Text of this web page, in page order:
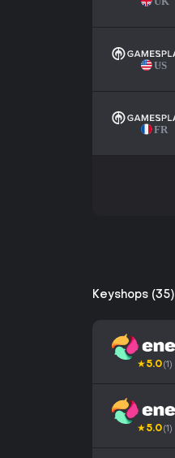
Keyshops (35)
★5.0(1)
★5.0(1)